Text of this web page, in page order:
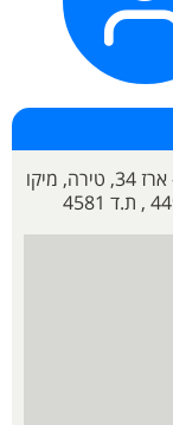
רחוב אל- ארז 34, טירה, מיקו